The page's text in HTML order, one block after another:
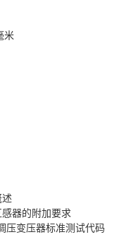
米
述
感器的附加要求
压变压器标准测试代码